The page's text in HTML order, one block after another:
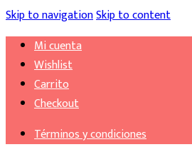
Skip to navigationSkip to content
Mi cuenta
Wishlist
Carrito
Checkout
Términos y condiciones